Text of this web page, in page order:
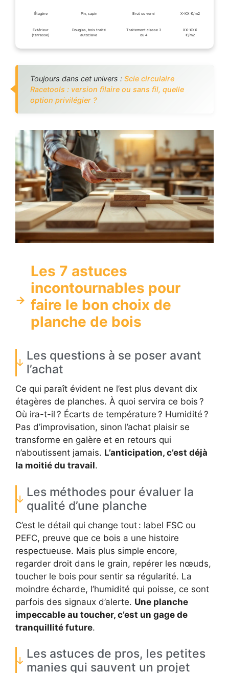
Étagère Pin, sapin Brut ou verni X-XX €/m2
Extérieur
(terrasse)
Douglas, bois traité
autoclave
Traitement classe 3
ou 4
XX-XXX
€/m2
Toujours dans cet univers : Scie circulaire
Racetools : version filaire ou sans fil, quelle
option privilégier ?
Les 7 astuces
incontournables pour
faire le bon choix de
planche de bois
Les questions à se poser avant
l’achat
Ce qui paraît évident ne l’est plus devant dix
étagères de planches. À quoi servira ce bois ?
Où ira-t-il ? Écarts de température ? Humidité ?
Pas d’improvisation, sinon l’achat plaisir se
transforme en galère et en retours qui
n’aboutissent jamais. L’anticipation, c’est déjà
la moitié du travail.
Les méthodes pour évaluer la
qualité d’une planche
C’est le détail qui change tout : label FSC ou
PEFC, preuve que ce bois a une histoire
respectueuse. Mais plus simple encore,
regarder droit dans le grain, repérer les nœuds,
toucher le bois pour sentir sa régularité. La
moindre écharde, l’humidité qui poisse, ce sont
parfois des signaux d’alerte. Une planche
impeccable au toucher, c’est un gage de
tranquillité future.
Les astuces de pros, les petites
manies qui sauvent un projet